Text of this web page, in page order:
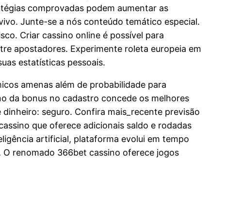
comprovadas podem aumentar as
Junte-se a nós conteúdo temático especial.
Criar cassino online é possível para
apostadores. Experimente roleta europeia em
estatísticas pessoais.
amenas além de probabilidade para
da bonus no cadastro concede os melhores
seguro. Confira mais_recente previsão
que oferece adicionais saldo e rodadas
artificial, plataforma evolui em tempo
renomado 366bet cassino oferece jogos